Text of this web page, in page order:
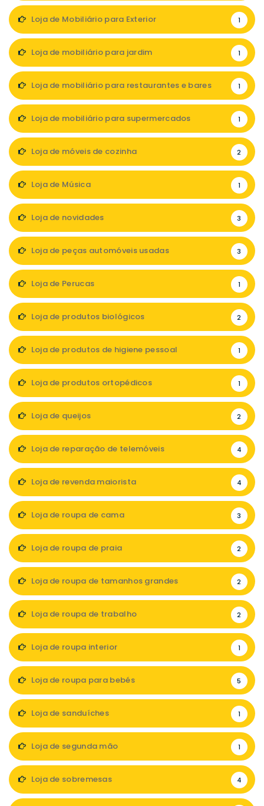
Loja de Mobiliário para Exterior 1
Loja de mobiliário para jardim 1
Loja de mobiliário para restaurantes e bares 1
Loja de mobiliário para supermercados 1
Loja de móveis de cozinha 2
Loja de Música 1
Loja de novidades 3
Loja de peças automóveis usadas 3
Loja de Perucas 1
Loja de produtos biológicos 2
Loja de produtos de higiene pessoal 1
Loja de produtos ortopédicos 1
Loja de queijos 2
Loja de reparação de telemóveis 4
Loja de revenda maiorista 4
Loja de roupa de cama 3
Loja de roupa de praia 2
Loja de roupa de tamanhos grandes 2
Loja de roupa de trabalho 2
Loja de roupa interior 1
Loja de roupa para bebés 5
Loja de sanduíches 1
Loja de segunda mão 1
Loja de sobremesas 4